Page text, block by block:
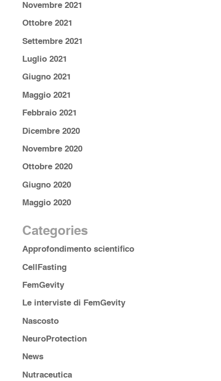
Novembre 2021
Ottobre 2021
Settembre 2021
Luglio 2021
Giugno 2021
Maggio 2021
Febbraio 2021
Dicembre 2020
Novembre 2020
Ottobre 2020
Giugno 2020
Maggio 2020
Categories
Approfondimento scientifico
CellFasting
FemGevity
Le interviste di FemGevity
Nascosto
NeuroProtection
News
Nutraceutica